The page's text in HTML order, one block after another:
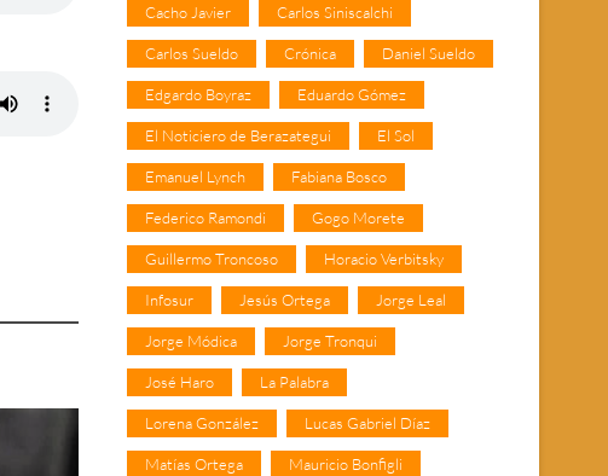
Cacho Javier Carlos Siniscalchi
Carlos Sueldo Crónica Daniel Sueldo
Edgardo Boyraz Eduardo Gómez
El Noticiero de Berazategui El Sol
Emanuel Lynch Fabiana Bosco
Federico Ramondi Gogo Morete
Guillermo Troncoso Horacio Verbitsky
Infosur Jesús Ortega Jorge Leal
Jorge Módica Jorge Tronqui
José Haro La Palabra
Lorena González Lucas Gabriel Díaz
Matías Ortega Mauricio Bonfigli